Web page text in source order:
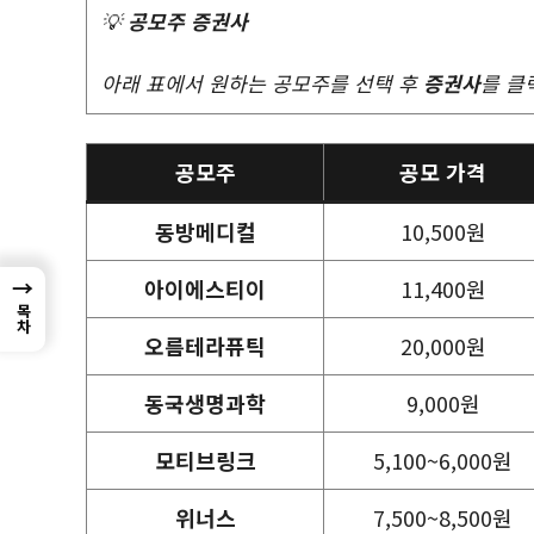
💡공모주 증권사
아래 표에서 원하는 공모주를 선택 후 증권사를 클
공모주
공모 가격
동방메디컬
10,500원
아이에스티이
11,400원
오름테라퓨틱
20,000원
동국생명과학
9,000원
모티브링크
5,100~6,000원
위너스
7,500~8,500원
→
목차